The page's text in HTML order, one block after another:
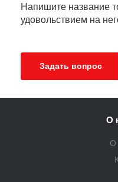
Напишите название
удовольствием на
Задать вопрос
О
О